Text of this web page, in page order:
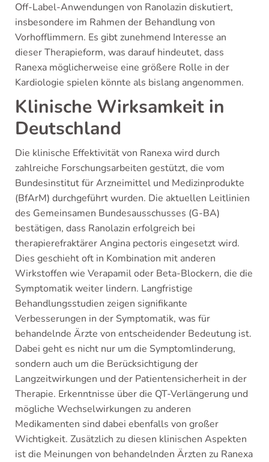
Off-Label-Anwendungen von Ranolazin diskutiert,
insbesondere im Rahmen der Behandlung von
Vorhofflimmern. Es gibt zunehmend Interesse an
dieser Therapieform, was darauf hindeutet, dass
Ranexa möglicherweise eine größere Rolle in der
Kardiologie spielen könnte als bislang angenommen.
Klinische Wirksamkeit in
Deutschland
Die klinische Effektivität von Ranexa wird durch
zahlreiche Forschungsarbeiten gestützt, die vom
Bundesinstitut für Arzneimittel und Medizinprodukte
(BfArM) durchgeführt wurden. Die aktuellen Leitlinien
des Gemeinsamen Bundesausschusses (G-BA)
bestätigen, dass Ranolazin erfolgreich bei
therapierefraktärer Angina pectoris eingesetzt wird.
Dies geschieht oft in Kombination mit anderen
Wirkstoffen wie Verapamil oder Beta-Blockern, die die
Symptomatik weiter lindern. Langfristige
Behandlungsstudien zeigen signifikante
Verbesserungen in der Symptomatik, was für
behandelnde Ärzte von entscheidender Bedeutung ist.
Dabei geht es nicht nur um die Symptomlinderung,
sondern auch um die Berücksichtigung der
Langzeitwirkungen und der Patientensicherheit in der
Therapie. Erkenntnisse über die QT-Verlängerung und
mögliche Wechselwirkungen zu anderen
Medikamenten sind dabei ebenfalls von großer
Wichtigkeit. Zusätzlich zu diesen klinischen Aspekten
ist die Meinungen von behandelnden Ärzten zu Ranexa